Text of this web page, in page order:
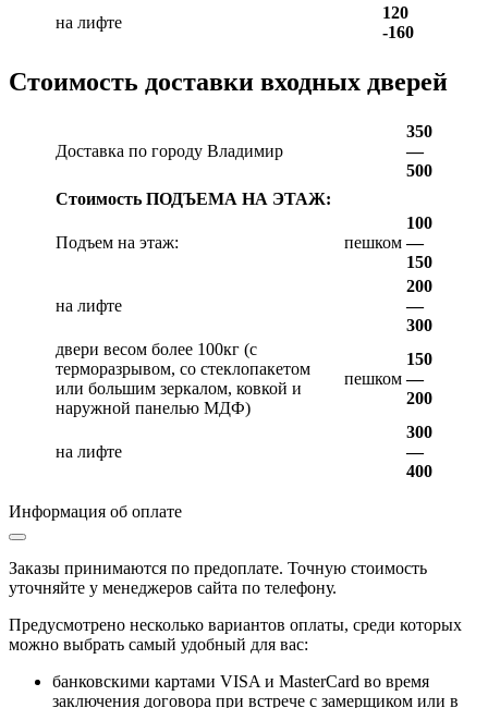
на лифте
120
-160
Стоимость доставки входных дверей
Доставка по городу Владимир
350
—
500
Стоимость ПОДЪЕМА НА ЭТАЖ:
Подъем на этаж: пешком
100
—
150
на лифте
200
—
300
двери весом более 100кг (с
терморазрывом, со стеклопакетом
или большим зеркалом, ковкой и
наружной панелью МДФ)
пешком
150
—
200
на лифте
300
—
400
Информация об оплате
Заказы принимаются по предоплате. Точную стоимость
уточняйте у менеджеров сайта по телефону.
Предусмотрено несколько вариантов оплаты, среди которых
можно выбрать самый удобный для вас:
банковскими картами VISA и MasterCard во время
заключения договора при встрече с замерщиком или в